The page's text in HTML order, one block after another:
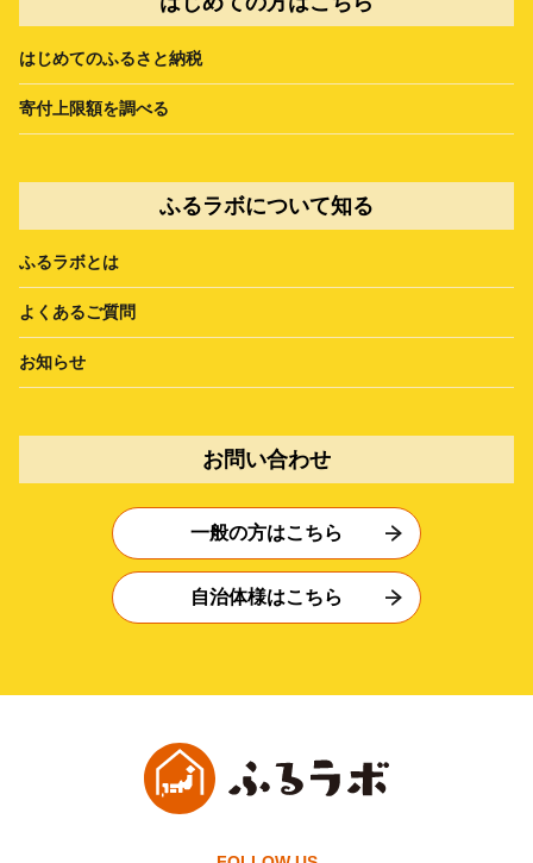
はじめてのふるさと納税
寄付上限額を調べる
ふるラボについて知る
ふるラボとは
よくあるご質問
お知らせ
お問い合わせ
一般の方はこちら
自治体様はこちら